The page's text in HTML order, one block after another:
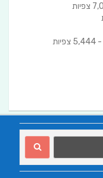
- 5,444 צפיות